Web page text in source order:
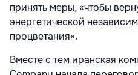
принять меры, «чтобы
энергетической
процветания».
Вместе с тем иранская